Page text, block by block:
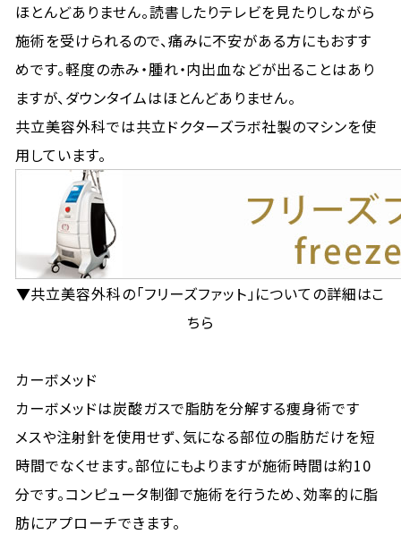
ほとんどありません。読書したりテレビを見たりしながら
施術を受けられるので、痛みに不安がある方にもおすす
めです。軽度の赤み・腫れ・内出血などが出ることはあり
ますが、ダウンタイムはほとんどありません。
共立美容外科では共立ドクターズラボ社製のマシンを使
用しています。
▼共立美容外科の「フリーズファット」についての詳細はこ
ちら
カーボメッド
カーボメッドは炭酸ガスで脂肪を分解する痩身術です
メスや注射針を使用せず、気になる部位の脂肪だけを短
時間でなくせます。部位にもよりますが施術時間は約10
分です。コンピュータ制御で施術を行うため、効率的に脂
肪にアプローチできます。